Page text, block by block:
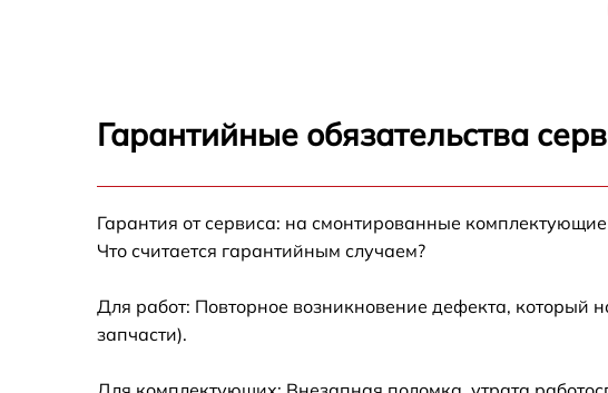
Замена панели управления Electrolux ESI
Замена разбрызгивателя Electrolux ESI 4121
Гарантийные обязательства
Гарантия от сервиса: на смонтированные
Что считается гарантийным случаем?
Для работ: Повторное возникновение дефекта, который
запчасти).